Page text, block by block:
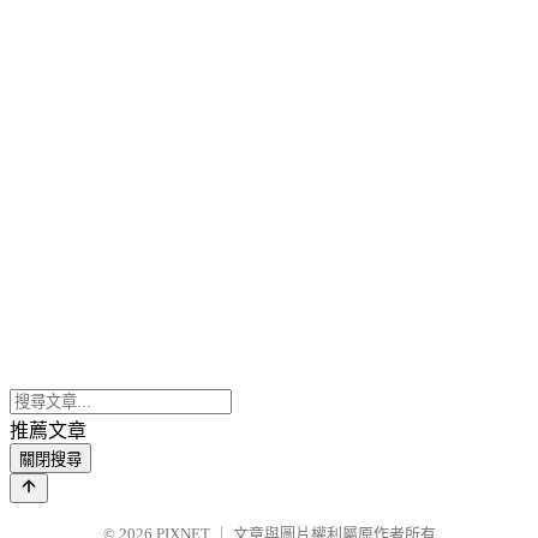
推薦文章
關閉搜尋
© 2026 PIXNET 文章與圖片權利屬原作者所有